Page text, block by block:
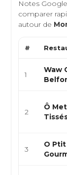
Notes
comparer
autour de
#
1
Waw
2
Ô
3
O